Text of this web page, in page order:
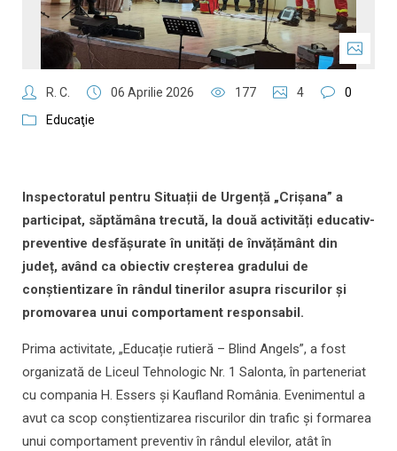
R. C. 06 Aprilie 2026 177 4
0
Educaţie
Inspectoratul pentru Situații de Urgență „Crișana” a
participat, săptămâna trecută, la două activități educativ-
preventive desfășurate în unități de învățământ din
județ, având ca obiectiv creșterea gradului de
conștientizare în rândul tinerilor asupra riscurilor și
promovarea unui comportament responsabil.
Prima activitate, „Educație rutieră – Blind Angels”, a fost
organizată de Liceul Tehnologic Nr. 1 Salonta, în parteneriat
cu compania H. Essers și Kaufland România. Evenimentul a
avut ca scop conștientizarea riscurilor din trafic și formarea
unui comportament preventiv în rândul elevilor, atât în